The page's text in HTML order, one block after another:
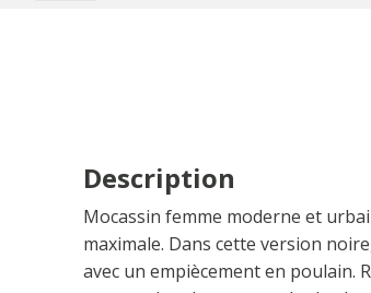
Description
Mocassin femme moderne et
maximale. Dans cette version
avec un empiècement en poulain.